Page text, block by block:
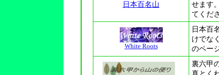
日本百名山
せます
てくだ
White Roots
日本百
けでな
のペー
裏六甲